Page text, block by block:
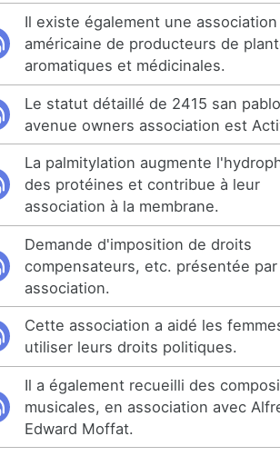
Il existe également une association
américaine de producteurs de
aromatiques et médicinales.
Le statut détaillé de 2415 san pablo
avenue owners association est
La palmitylation augmente
des protéines et contribue à leur
association à la membrane.
Demande d'imposition de droits
compensateurs, etc. présentée
association.
Cette association a aidé les
utiliser leurs droits politiques.
Il a également recueilli des
musicales, en association avec
Edward Moffat.